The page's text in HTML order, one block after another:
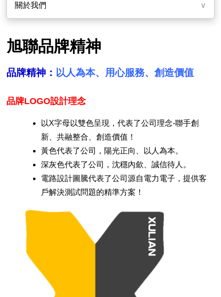
關於我們 ∨
旭聯品牌精神
品牌精神： 以人為本、用心服務、創造價值
品牌LOGO設計理念
以X字母以雙色呈現，代表了公司理念-聯手創
新、共融整合、創造價值！
黃色代表了公司，陽光正向、以人為本。
深灰色代表了公司，沈穩內歛、誠信待人。
電路設計圖騰代表了公司源自電力電子，提供客
戶解決測試問題的精準方案！